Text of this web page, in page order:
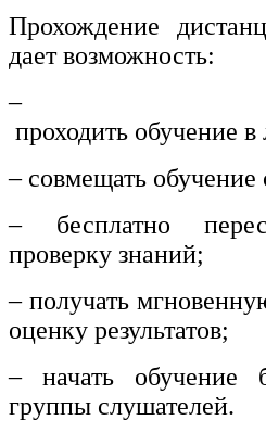
Прохождение
дает возможность:
–
проходить обучение
– совмещать обучение
– бесплатно
проверку знаний;
– получать
оценку результатов;
– начать обучение
группы слушателей.